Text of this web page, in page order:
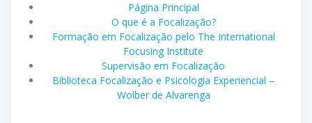
Página Principal
O que é a Focalização?
Formação em Focalização pelo The International
Focusing Institute
Supervisão em Focalização
Biblioteca Focalização e Psicologia Experiencial –
Wolber de Alvarenga